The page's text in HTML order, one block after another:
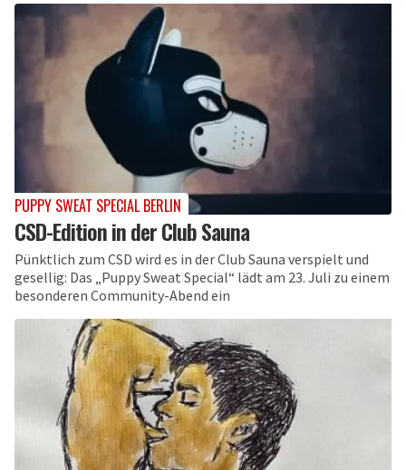
PUPPY SWEAT SPECIAL BERLIN
CSD-Edition in der Club Sauna
Pünktlich zum CSD wird es in der Club Sauna verspielt und
gesellig: Das „Puppy Sweat Special“ lädt am 23. Juli zu einem
besonderen Community-Abend ein